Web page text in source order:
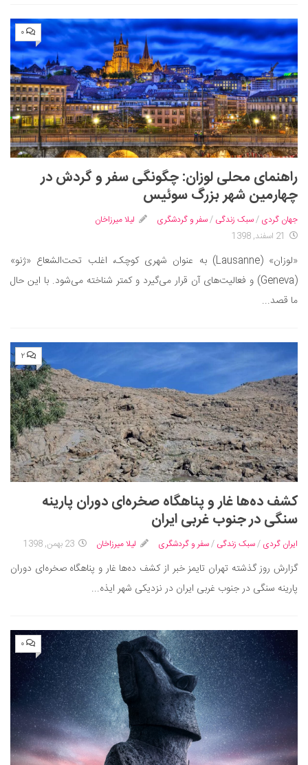
۰
راهنمای محلی لوزان: چگونگی سفر و گردش در
چهارمین شهر بزرگ سوئیس
جهان گردی /سبک زندگی /سفر و گردشگری
لیلا میرزاخان
21 اسفند, 1398
«لوزان» (Lausanne) به عنوان شهری کوچک، اغلب تحت‌الشعاع «ژنو»
(Geneva) و فعالیت‌های آن قرار می‎‌گیرد و کمتر شناخته می‌شود. با این حال
ما قصد...
۲
کشف ده‌ها غار و پناهگاه صخره‌ای دوران پارینه
سنگی در جنوب غربی ایران
ایران گردی /سبک زندگی /سفر و گردشگری لیلا میرزاخان 23 بهمن, 1398
گزارش روز گذشته تهران تایمز خبر از کشف ده‌ها غار و پناهگاه صخره‌ای دوران
پارینه سنگی در جنوب غربی ایران در نزدیکی شهر ایذه...
۰